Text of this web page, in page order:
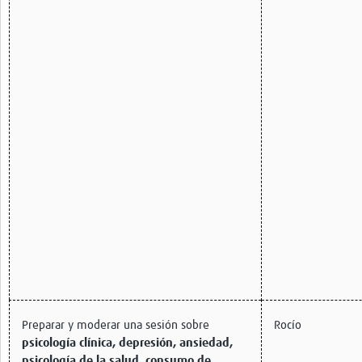
Preparar y moderar una sesión sobre
psicología clínica, depresión, ansiedad,
Rocío